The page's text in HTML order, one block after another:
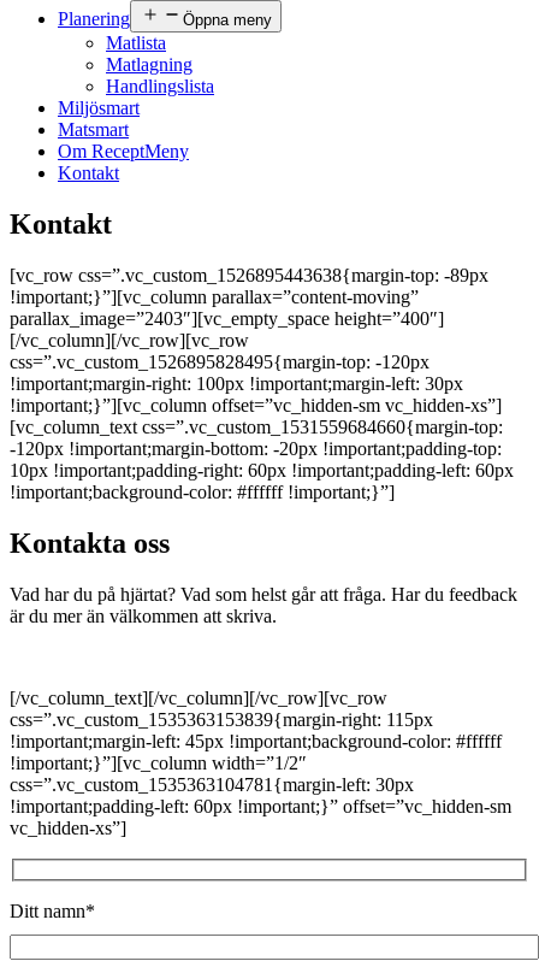
Planering
Öppna meny
Matlista
Matlagning
Handlingslista
Miljösmart
Matsmart
Om ReceptMeny
Kontakt
Kontakt
[vc_row css=”.vc_custom_1526895443638{margin-top: -89px
!important;}”][vc_column parallax=”content-moving”
parallax_image=”2403″][vc_empty_space height=”400″]
[/vc_column][/vc_row][vc_row
css=”.vc_custom_1526895828495{margin-top: -120px
!important;margin-right: 100px !important;margin-left: 30px
!important;}”][vc_column offset=”vc_hidden-sm vc_hidden-xs”]
[vc_column_text css=”.vc_custom_1531559684660{margin-top:
-120px !important;margin-bottom: -20px !important;padding-top:
10px !important;padding-right: 60px !important;padding-left: 60px
!important;background-color: #ffffff !important;}”]
Kontakta oss
Vad har du på hjärtat? Vad som helst går att fråga. Har du feedback
är du mer än välkommen att skriva.
[/vc_column_text][/vc_column][/vc_row][vc_row
css=”.vc_custom_1535363153839{margin-right: 115px
!important;margin-left: 45px !important;background-color: #ffffff
!important;}”][vc_column width=”1/2″
css=”.vc_custom_1535363104781{margin-left: 30px
!important;padding-left: 60px !important;}” offset=”vc_hidden-sm
vc_hidden-xs”]
Ditt namn*